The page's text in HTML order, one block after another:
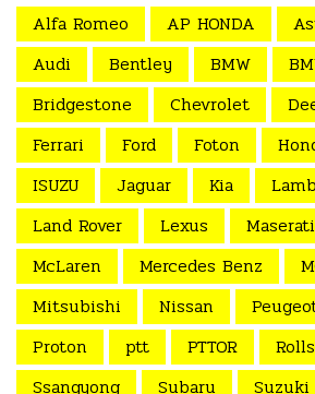
Alfa Romeo AP HONDA
Audi
Bentley BMW
Bridgestone
Chevrolet
Ferrari
Ford Foton
ISUZU
Jaguar Kia
Land Rover
Lexus Maserati
McLaren
Mercedes Benz
Mitsubishi
Nissan
Proton
ptt PTTOR
Ssangyong
Subaru Suzuki